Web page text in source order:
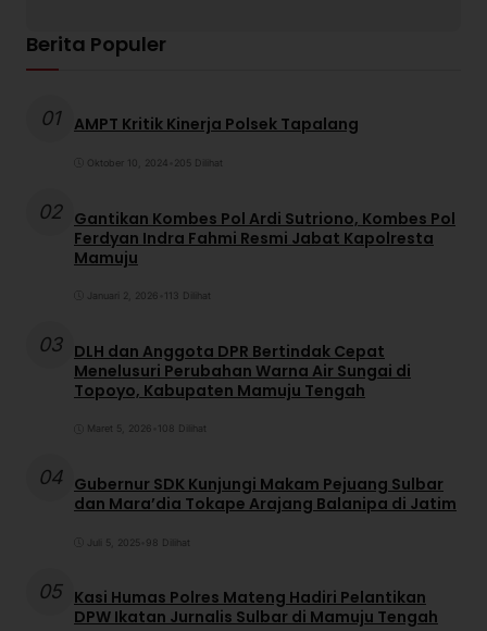
Berita Populer
01 AMPT Kritik Kinerja Polsek Tapalang
Oktober 10, 2024 205 Dilihat
02 Gantikan Kombes Pol Ardi Sutriono, Kombes Pol
Ferdyan Indra Fahmi Resmi Jabat Kapolresta
Mamuju
Januari 2, 2026 113 Dilihat
03 DLH dan Anggota DPR Bertindak Cepat
Menelusuri Perubahan Warna Air Sungai di
Topoyo, Kabupaten Mamuju Tengah
Maret 5, 2026 108 Dilihat
04 Gubernur SDK Kunjungi Makam Pejuang Sulbar
dan Mara’dia Tokape Arajang Balanipa di Jatim
Juli 5, 2025 98 Dilihat
05 Kasi Humas Polres Mateng Hadiri Pelantikan
DPW Ikatan Jurnalis Sulbar di Mamuju Tengah